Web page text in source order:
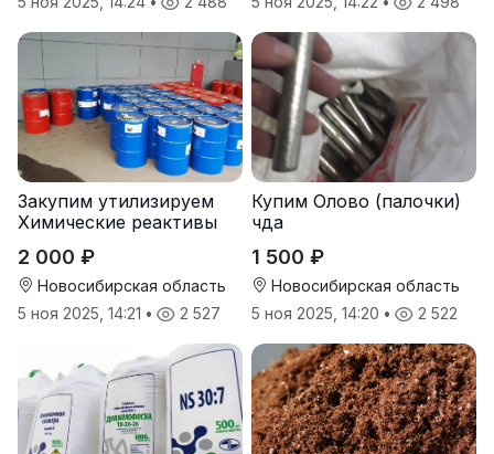
Закупим утилизируем
Химические реактивы
2 000 ₽
Новосибирская область
5 ноя 2025, 14:21 • 2 527
Купим Олово (палочки)
чда
1 500 ₽
Новосибирская область
5 ноя 2025, 14:20 • 2 522